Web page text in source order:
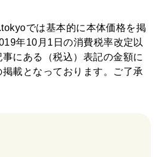
では基本的に本体価格を掲
年10月1日の消費税率改定以
にある（税込）表記の金額に
載となっております。ご了承